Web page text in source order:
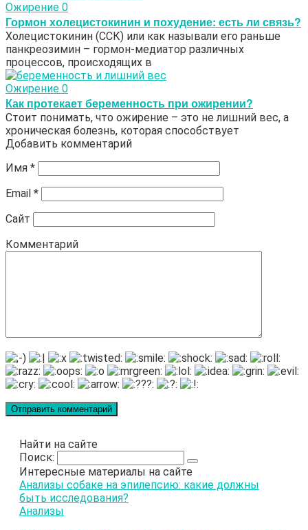
Ожирение 0
Гормон холецистокинин и похудение: есть ли связь?
Холецистокинин (ССК) или как называли его раньше
панкреозимин – гормон-медиатор различных
процессов, происходящих в
Ожирение 0
Как протекает беременность при ожирении?
Стоит понимать, что ожирение – это не лишний вес, а
хроническая болезнь, которая способствует
Добавить комментарий
Имя *
Email *
Сайт
Комментарий
Найти на сайте
Поиск:
Интересные материалы на сайте
Анализы собаке на эпилепсию: какие должны
быть исследования?
Анализы